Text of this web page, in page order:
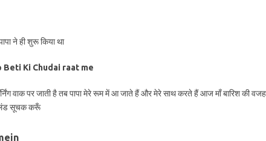
ने ही शुरू किया था
Beti Ki Chudai raat me
वाक पर जाती है तब पापा मेरे रूम में आ जाते हैं और मेरे साथ करते हैं आज माँ बारिश की
लंड सूचक करूँ